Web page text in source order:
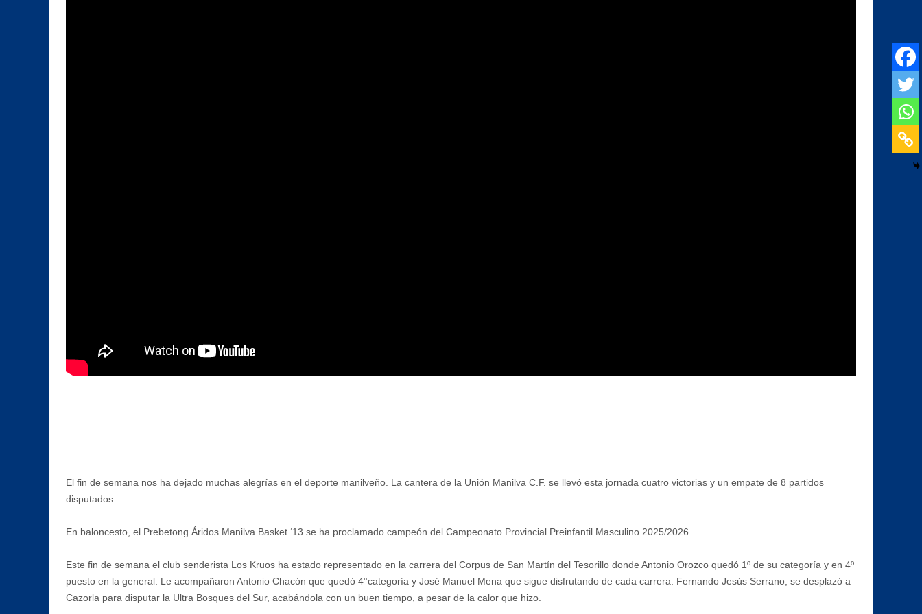
El fin de semana nos ha dejado muchas alegrías en el deporte manilveño. La cantera de la Unión Manilva C.F. se llevó esta jornada cuatro victorias y un empate de 8 partidos
disputados.
En baloncesto, el Prebetong Áridos Manilva Basket ‘13 se ha proclamado campeón del Campeonato Provincial Preinfantil Masculino 2025/2026.
Este fin de semana el club senderista Los Kruos ha estado representado en la carrera del Corpus de San Martín del Tesorillo donde Antonio Orozco quedó 1º de su categoría y en 4º
puesto en la general. Le acompañaron Antonio Chacón que quedó 4°categoría y José Manuel Mena que sigue disfrutando de cada carrera. Fernando Jesús Serrano, se desplazó a
Cazorla para disputar la Ultra Bosques del Sur, acabándola con un buen tiempo, a pesar de la calor que hizo.